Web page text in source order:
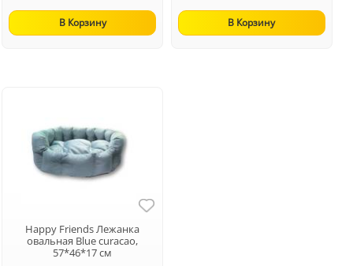
В Корзину В Корзину
Happy Friends Лежанка
овальная Blue curacao,
57*46*17 см